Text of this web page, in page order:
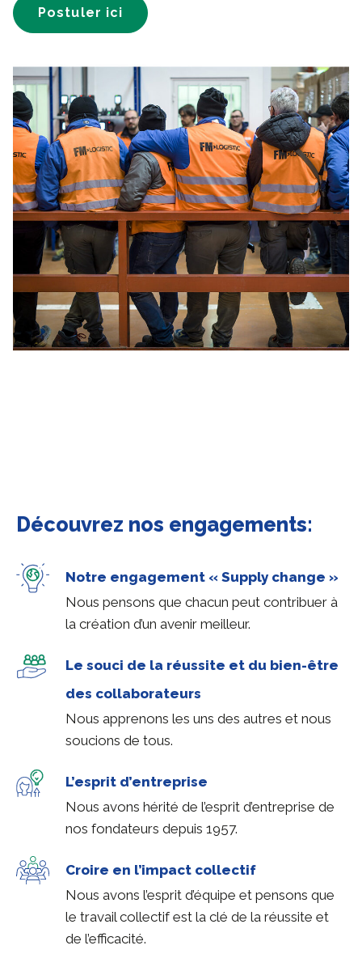
Postuler ici
Découvrez nos engagements:
Notre engagement « Supply change »
Nous pensons que chacun peut contribuer à
la création d’un avenir meilleur.
Le souci de la réussite et du bien-être
des collaborateurs
Nous apprenons les uns des autres et nous
soucions de tous.
L’esprit d’entreprise
Nous avons hérité de l’esprit d’entreprise de
nos fondateurs depuis 1957.
Croire en l’impact collectif
Nous avons l’esprit d’équipe et pensons que
le travail collectif est la clé de la réussite et
de l’efficacité.